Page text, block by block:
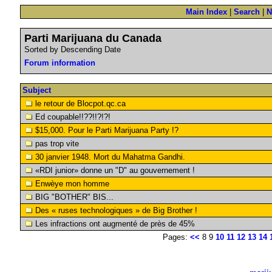
Main Index Search
Parti Marijuana du Canada
Sorted by Descending Date
Forum information
Subject
le retour de Blocpot.qc.ca
Ed coupable!!??!!?!?!
$15,000. Pour le Parti Marijuana Party !?
pas trop vite
30 janvier 1948. Mort du Mahatma Gandhi.
«RDI junior» donne un "D" au gouvernement !
Enwèye mon homme
BIG "BOTHER" BIS...
Des « ruses technologiques » de Big Brother !
Les infractions ont augmenté de près de 45%
Pages: << 8 9 10 11 12 13 14